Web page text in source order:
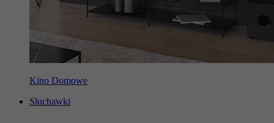
Kino Domowe
Słuchawki